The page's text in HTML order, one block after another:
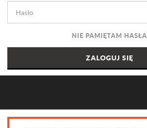
NIE PAMIĘTAM HASŁA